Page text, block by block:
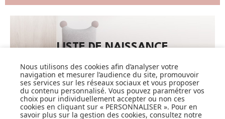
LISTE DE NAISSANCE
JE DÉCOUVRE
Nous utilisons des cookies afin d’analyser votre
navigation et mesurer l’audience du site, promouvoir
ses services sur les réseaux sociaux et vous proposer
du contenu personnalisé. Vous pouvez paramétrer vos
choix pour individuellement accepter ou non ces
cookies en cliquant sur « PERSONNALISER ». Pour en
savoir plus sur la gestion des cookies, consultez notre